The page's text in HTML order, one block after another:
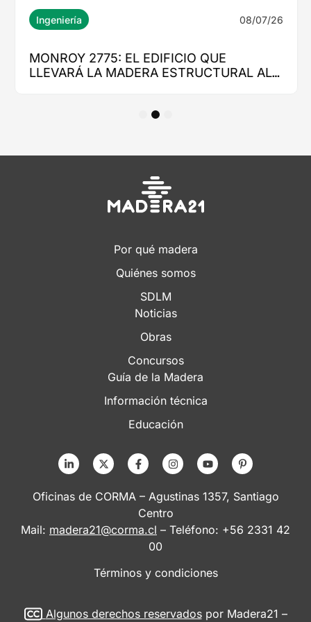
Por qué madera
Quiénes somos
SDLM
Noticias
Obras
Concursos
Guía de la Madera
Información técnica
Educación
Oficinas de CORMA – Agustinas 1357, Santiago
Centro
Mail: madera21@corma.cl – Teléfono: +56 2331 42
00
Términos y condiciones
Algunos derechos reservadospor Madera21 –